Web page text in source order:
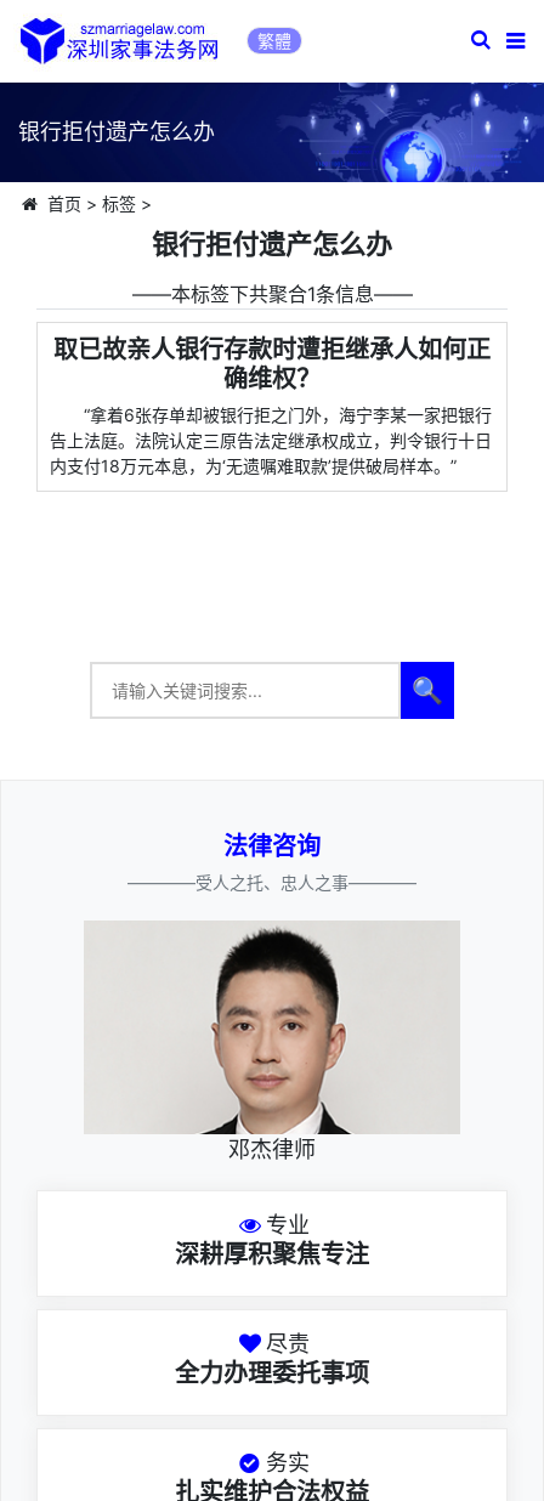
繁體
银行拒付遗产怎么办
首页 > 标签>
银行拒付遗产怎么办
――本标签下共聚合1条信息――
取已故亲人银行存款时遭拒继承人如何正
确维权？
“拿着6张存单却被银行拒之门外，海宁李某一家把银行
告上法庭。法院认定三原告法定继承权成立，判令银行十日
内支付18万元本息，为‘无遗嘱难取款’提供破局样本。”
🔍
法律咨询
————受人之托、忠人之事————
邓杰律师
专业
深耕厚积聚焦专注
尽责
全力办理委托事项
务实
扎实维护合法权益